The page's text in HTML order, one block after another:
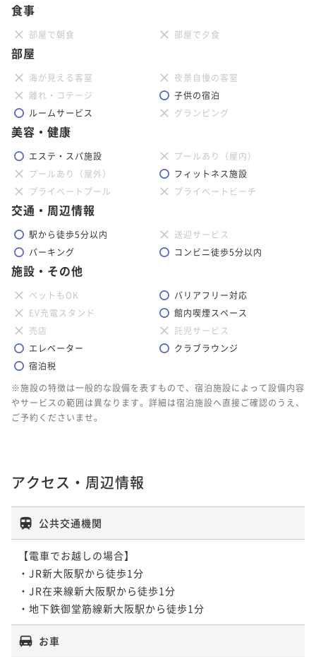
食事
部屋で朝食 部屋で夕食
部屋
海が見える客室
夜景自慢の客室
離れ・コテージ
子供の宿泊
ルームサービス
グランピング
美容・健康
エステ・スパ施設
プールあり（屋内）
プールあり（屋外）
フィットネス施設
プライベートプール
プライベートビーチ
交通・周辺情報
駅から徒歩5分以内
送迎サービス
パーキング
コンビニ徒歩5分以内
施設・その他
ペットもOK
バリアフリー対応
EV充電スタンド
館内喫煙スペース
売店
託児サービス
エレベーター
クラブラウンジ
宿泊税
※施設の特徴は一般的な設備を表すもので、宿泊施設によって設備内容
やサービスの範囲は異なります。詳細は宿泊施設へ直接ご確認のうえ、
ご予約くださいませ。
アクセス・周辺情報
公共交通機関
【電車でお越しの場合】
・JR新大阪駅から徒歩1分
・JR在来線新大阪駅から徒歩1分
お車